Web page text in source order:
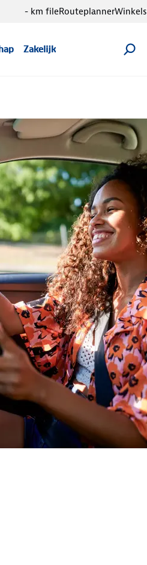
Zakelijk
- km fileRouteplannerWinkels